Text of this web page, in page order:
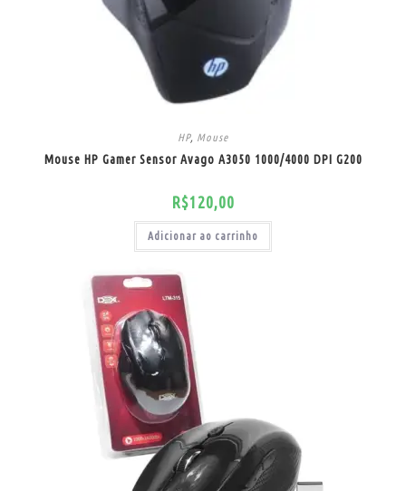
HP, Mouse
Mouse HP Gamer Sensor Avago A3050 1000/4000 DPI G200
R$120,00
Adicionar ao carrinho